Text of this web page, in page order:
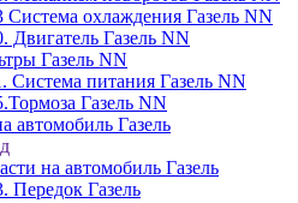
Система охлаждения Газель NN
Двигатель Газель NN
Газель NN
Система питания Газель NN
Газель NN
автомобиль Газель
на автомобиль Газель
Передок Газель